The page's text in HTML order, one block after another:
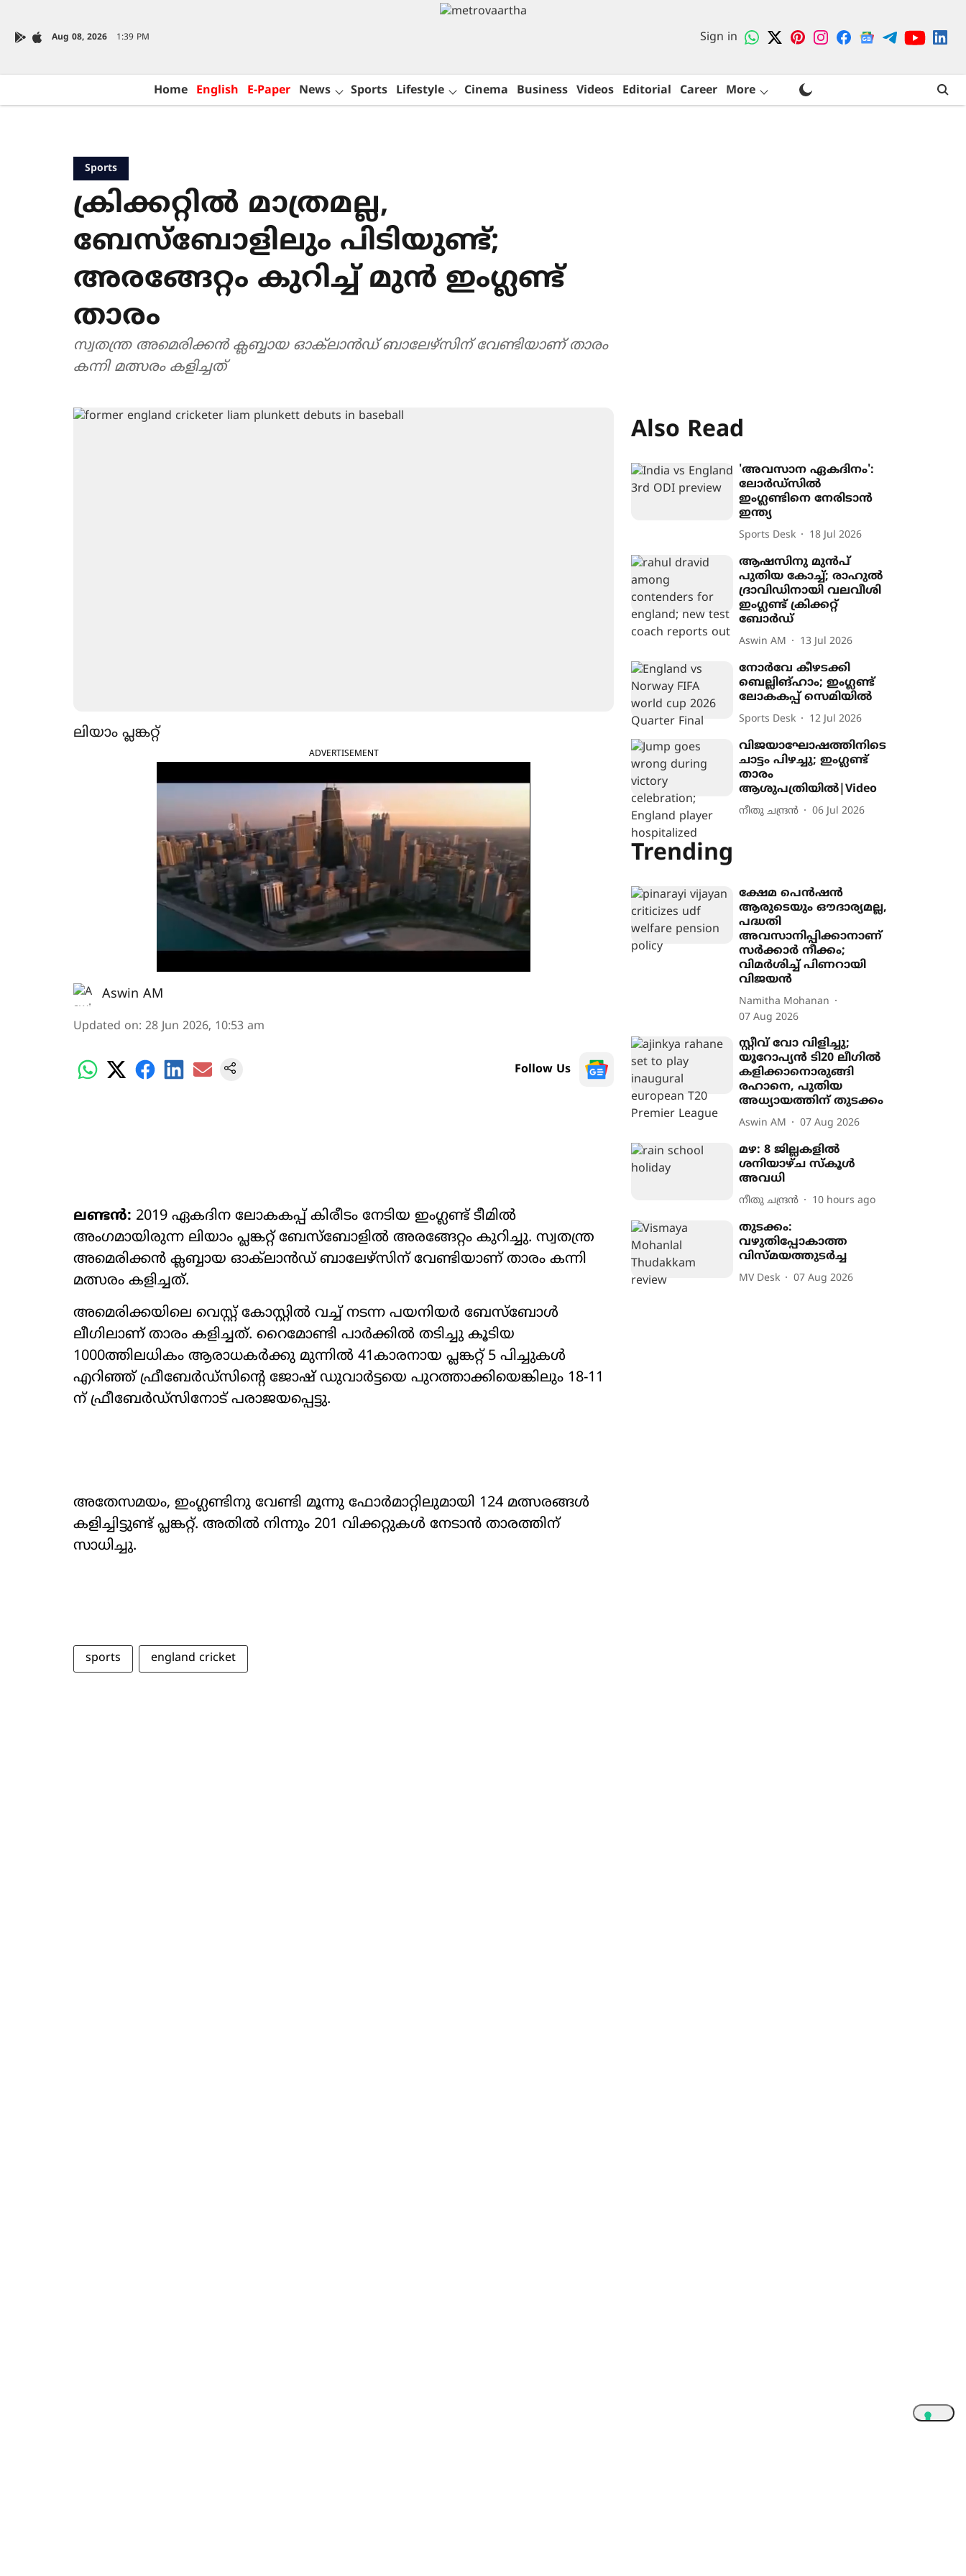
Aug 08, 2026 1:39 PM Sign in
Home English E-Paper News Sports Lifestyle Cinema Business Videos Editorial Career More
Sports
ക്രിക്കറ്റിൽ മാത്രമല്ല,
ബേസ്ബോളിലും പിടിയുണ്ട്;
അരങ്ങേറ്റം കുറിച്ച് മുൻ ഇംഗ്ലണ്ട്
താരം
സ്വതന്ത്ര അമെരിക്കൻ ക്ലബ്ബായ ഓക്‌ലാൻഡ് ബാലേഴ്സിന് വേണ്ടിയാണ് താരം
കന്നി മത്സരം കളിച്ചത്
ലിയാം പ്ലങ്കറ്റ്
ADVERTISEMENT
Aswin AM
Updated on: 28 Jun 2026, 10:53 am
Follow Us
ലണ്ടൻ: 2019 ഏകദിന ലോകകപ്പ് കിരീടം നേടിയ ഇംഗ്ലണ്ട് ടീമിൽ
അംഗമായിരുന്ന ലിയാം പ്ലങ്കറ്റ് ബേസ്ബോളിൽ അരങ്ങേറ്റം കുറിച്ചു. സ്വതന്ത്ര
അമെരിക്കൻ ക്ലബ്ബായ ഓക്‌ലാൻഡ് ബാലേഴ്സിന് വേണ്ടിയാണ് താരം കന്നി
മത്സരം കളിച്ചത്.
അമെരിക്കയിലെ വെസ്റ്റ് കോസ്റ്റിൽ വച്ച് നടന്ന പയനിയർ ബേസ്ബോൾ
ലീഗിലാണ് താരം കളിച്ചത്. റൈമോണ്ടി പാർക്കിൽ തടിച്ചു കൂടിയ
1000ത്തിലധികം ആരാധകർക്കു മുന്നിൽ 41കാരനായ പ്ലങ്കറ്റ് 5 പിച്ചുകൾ
എറിഞ്ഞ് ഫ്രീബേർഡ്സിന്‍റെ ജോഷ് ഡുവാർട്ടയെ പുറത്താക്കിയെങ്കിലും 18-11
ന് ഫ്രീബേർഡ്സിനോട് പരാജയപ്പെട്ടു.
അതേസമയം, ഇംഗ്ലണ്ടിനു വേണ്ടി മൂന്നു ഫോർമാറ്റിലുമായി 124 മത്സരങ്ങൾ
കളിച്ചിട്ടുണ്ട് പ്ലങ്കറ്റ്. അതിൽ നിന്നും 201 വിക്കറ്റുകൾ നേടാൻ താരത്തിന്
സാധിച്ചു.
sports england cricket
Also Read
'അവസാന ഏകദിനം':
ലോർഡ്സിൽ
ഇംഗ്ലണ്ടിനെ നേരിടാൻ
ഇന്ത്യ
Sports Desk 18 Jul 2026
ആഷസിനു മുൻപ്
പുതിയ കോച്ച്; രാഹുൽ
ദ്രാവിഡിനായി വലവീശി
ഇംഗ്ലണ്ട് ക്രിക്കറ്റ്
ബോർഡ്
Aswin AM 13 Jul 2026
നോർവേ കീഴടക്കി
ബെല്ലിങ്ഹാം; ഇംഗ്ലണ്ട്
ലോകകപ്പ് സെമിയിൽ
Sports Desk 12 Jul 2026
വിജയാഘോഷത്തിനിടെ
ചാട്ടം പിഴച്ചു; ഇംഗ്ലണ്ട്
താരം
ആശുപത്രിയിൽ|Video
നീതു ചന്ദ്രൻ 06 Jul 2026
Trending
ക്ഷേമ പെൻഷൻ
ആരുടെയും ഔദാര്യമല്ല,
പദ്ധതി
അവസാനിപ്പിക്കാനാണ്
സർക്കാർ നീക്കം;
വിമർശിച്ച് പിണറായി
വിജയൻ
Namitha Mohanan
07 Aug 2026
സ്റ്റീവ് വോ വിളിച്ചു;
യൂറോപ‍്യൻ ടി20 ലീഗിൽ
കളിക്കാനൊരുങ്ങി
രഹാനെ, പുതിയ
അധ‍്യായത്തിന് തുടക്കം
Aswin AM 07 Aug 2026
മഴ: 8 ജില്ലകളിൽ
ശനിയാഴ്ച സ്കൂൾ
അവധി
നീതു ചന്ദ്രൻ 10 hours ago
തുടക്കം:
വഴുതിപ്പോകാത്ത
വിസ്മയത്തുടർച്ച
MV Desk 07 Aug 2026